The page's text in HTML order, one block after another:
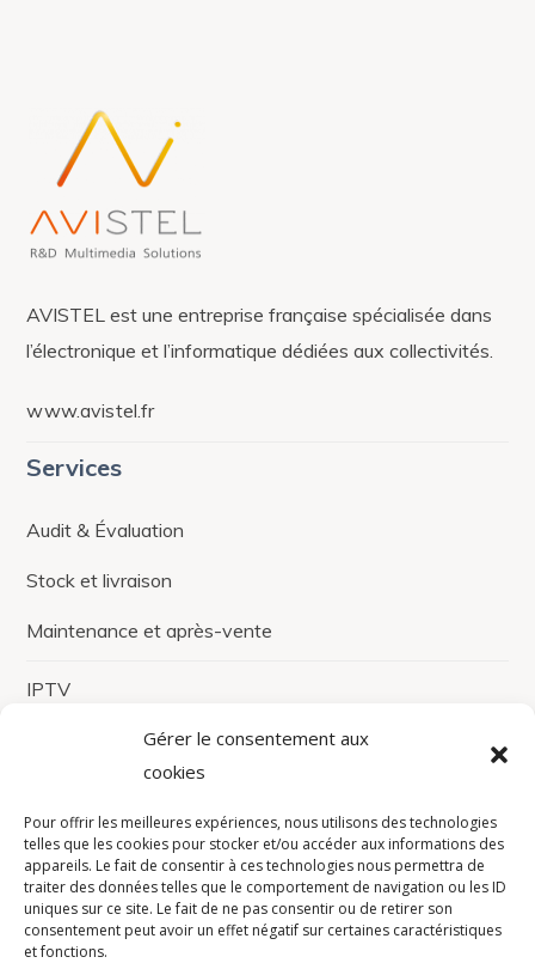
Gérer le consentement aux
cookies
Pour offrir les meilleures expériences, nous utilisons des technologies
telles que les cookies pour stocker et/ou accéder aux informations des
appareils. Le fait de consentir à ces technologies nous permettra de
traiter des données telles que le comportement de navigation ou les ID
uniques sur ce site. Le fait de ne pas consentir ou de retirer son
consentement peut avoir un effet négatif sur certaines caractéristiques
et fonctions.
AVISTEL est une entreprise française spécialisée dans
l’électronique et l’informatique dédiées aux collectivités.
www.avistel.fr
Services
Audit & Évaluation
Stock et livraison
Maintenance et après-vente
IPTV
Gestion de système coaxial
Solutions de paiement
Sécurisation logicielle et matérielle
Société